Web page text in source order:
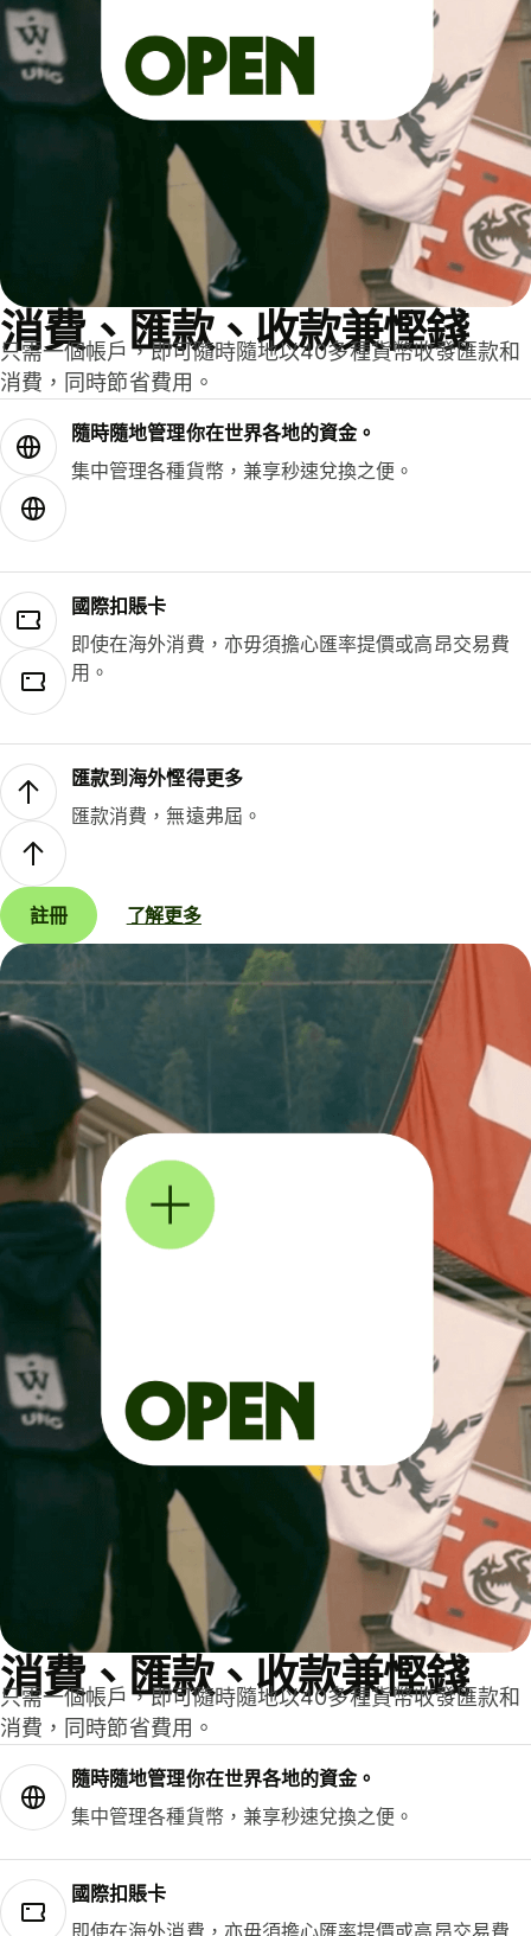
消費、匯款、收款兼慳錢
只需一個帳戶，即可隨時隨地以40多種貨幣收發匯款和
消費，同時節省費用。
隨時隨地管理你在世界各地的資金。
集中管理各種貨幣，兼享秒速兌換之便。
國際扣賬卡
即使在海外消費，亦毋須擔心匯率提價或高昂交易費
用。
匯款到海外慳得更多
匯款消費，無遠弗屆。
註冊 了解更多
消費、匯款、收款兼慳錢
只需一個帳戶，即可隨時隨地以40多種貨幣收發匯款和
消費，同時節省費用。
隨時隨地管理你在世界各地的資金。
集中管理各種貨幣，兼享秒速兌換之便。
國際扣賬卡